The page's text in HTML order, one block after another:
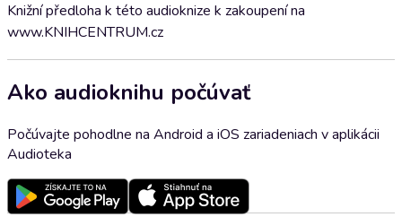
Knižní předloha k této audioknize k zakoupení na
www.KNIHCENTRUM.cz
Ako audioknihu počúvať
Počúvajte pohodlne na Android a iOS zariadeniach v aplikácii
Audioteka